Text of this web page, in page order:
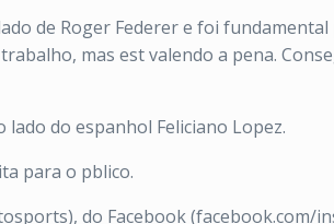
de Roger Federer e foi
mas est valendo a pena.
lado do espanhol Feliciano Lopez.
para o pblico.
do Facebook (facebook.com/